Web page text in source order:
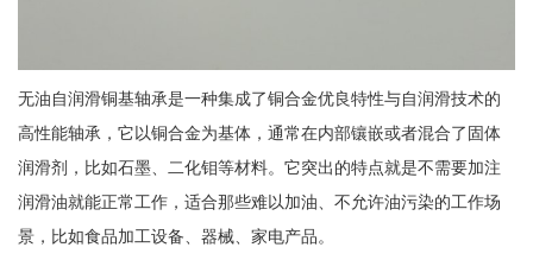
无油自润滑铜基轴承是一种集成了铜合金优良特性与自润滑技术的
高性能轴承，它以铜合金为基体，通常在内部镶嵌或者混合了固体
润滑剂，比如石墨、二化钼等材料。它突出的特点就是不需要加注
润滑油就能正常工作，适合那些难以加油、不允许油污染的工作场
景，比如食品加工设备、器械、家电产品。